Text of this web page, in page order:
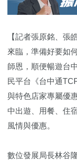
【記者張原銘、張
來臨，準備好要如
師恩，順便暢遊台
民平台《台中通
與特色店家專屬優
中出遊、用餐、住
風情與優惠。
數位發展局長林谷